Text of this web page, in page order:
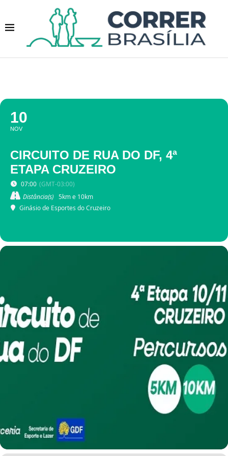
10
NOV
CIRCUITO DE RUA DO DF, 4ª
ETAPA CRUZEIRO
07:00 (GMT-03:00)
Distância(s) 5km e 10km
Ginásio de Esportes do Cruzeiro